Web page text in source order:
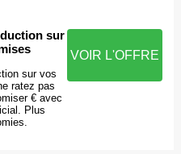
sur
sur vos
ratez pas
€ avec
Plus
VOIR L'OFFRE